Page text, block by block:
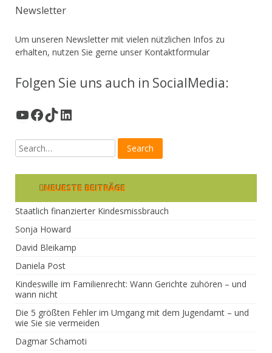
Newsletter
Um unseren Newsletter mit vielen nützlichen Infos zu
erhalten, nutzen Sie gerne unser Kontaktformular
Folgen Sie uns auch in SocialMedia:
YouTube
Facebook
TikTok
LinkedIn
NEUESTE BEITRÄGE
Staatlich finanzierter Kindesmissbrauch
Sonja Howard
David Bleikamp
Daniela Post
Kindeswille im Familienrecht: Wann Gerichte zuhören – und
wann nicht
Die 5 größten Fehler im Umgang mit dem Jugendamt – und
wie Sie sie vermeiden
Dagmar Schamoti